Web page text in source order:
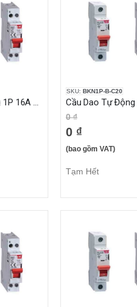
Cầu Dao Tự Động 1P 16A 6KA
SKU: BKN1P-B-C20
0 ₫
0 ₫
(bao gồm VAT)
Tạm Hết